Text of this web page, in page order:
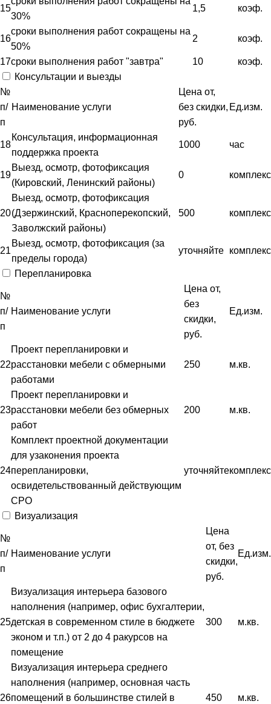
15
30%
1,5 коэф.
16
сроки выполнения работ сокращены на
50%
2 коэф.
17сроки выполнения работ "завтра" 10
коэф.
Консультации и выезды
№
п/
п
Наименование услуги
Цена от,
без скидки,
руб.
Ед.изм.
18
Консультация, информационная
поддержка проекта
1000 час
19
Выезд, осмотр, фотофиксация
(Кировский, Ленинский районы)
0 комплекс
20
Выезд, осмотр, фотофиксация
(Дзержинский, Красноперекопский,
Заволжский районы)
500 комплекс
21
Выезд, осмотр, фотофиксация (за
пределы города)
уточняйте комплекс
Перепланировка
№
п/
п
Наименование услуги
Цена от,
без
скидки,
руб.
Ед.изм.
22
Проект перепланировки и
расстановки мебели с обмерными
работами
250 м.кв.
23
Проект перепланировки и
расстановки мебели без обмерных
работ
200 м.кв.
24
Комплект проектной документации
для узаконения проекта
перепланировки,
освидетельствованный действующим
СРО
уточняйтекомплекс
Визуализация
№
п/
п
Наименование услуги
Цена
от, без
скидки,
руб.
Ед.изм.
25
Визуализация интерьера базового
наполнения (например, офис бухгалтерии,
детская в современном стиле в бюджете
эконом и т.п.) от 2 до 4 ракурсов на
помещение
300 м.кв.
26
Визуализация интерьера среднего
наполнения (например, основная часть
помещений в большинстве стилей в
450 м.кв.